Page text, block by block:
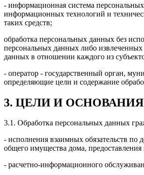
- информационная система
информационных технологий и
таких средств;
обработка персональных данных без
персональных данных либо
данных в отношении каждого из
- оператор - государственный орган,
определяющие цели и содержание
3. ЦЕЛИ И
3.1. Обработка персональных данных
- исполнения взаимных обязательств
общего имущества дома,
- расчетно-информационного